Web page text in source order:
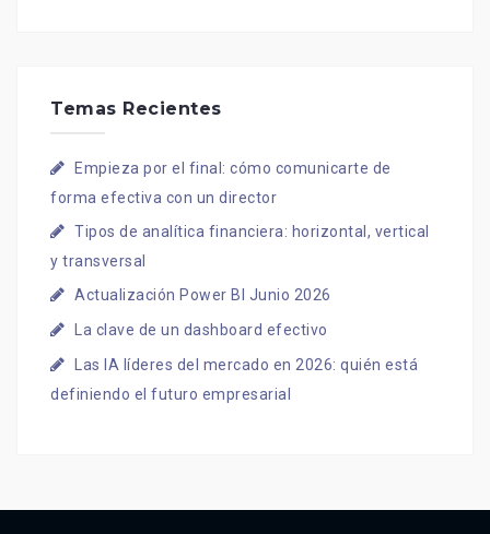
Temas Recientes
Empieza por el final: cómo comunicarte de
forma efectiva con un director
Tipos de analítica financiera: horizontal, vertical
y transversal
Actualización Power BI Junio 2026
La clave de un dashboard efectivo
Las IA líderes del mercado en 2026: quién está
definiendo el futuro empresarial